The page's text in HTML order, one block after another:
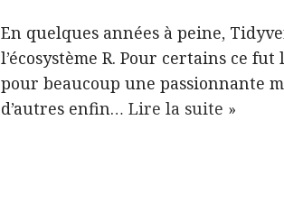
En quelques années à peine,
l’écosystème R. Pour certains ce
pour beaucoup une passionnante
d’autres enfin… Lire la suite »